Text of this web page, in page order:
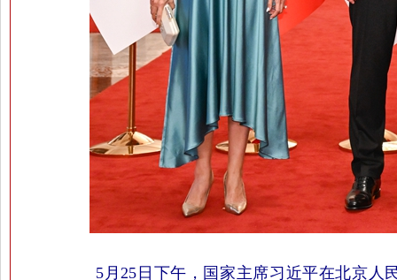
5月25日下午，国家主席习近平在北京人